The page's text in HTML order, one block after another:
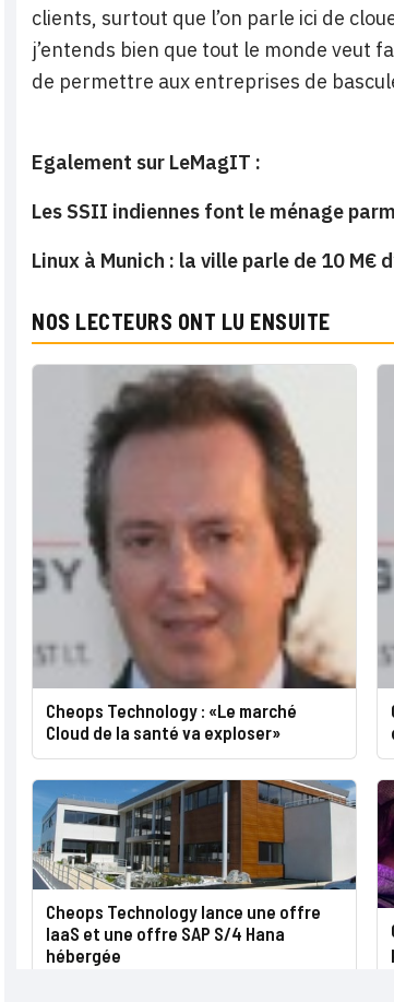
clients, surtout que l’on parle ici de
j’entends bien que tout le monde veut
de permettre aux entreprises de
Egalement sur LeMagIT :
Les SSII indiennes font le ménage
Linux à Munich : la ville parle de 10 M€
NOS LECTEURS ONT LU ENSUITE
Cheops Technology : «Le marché
Cloud de la santé va exploser»
Cheops Technology lance une offre
IaaS et une offre SAP S/4 Hana
hébergée